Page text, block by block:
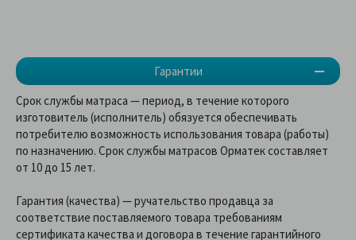
Гарантии
Срок службы матраса — период, в течение которого
изготовитель (исполнитель) обязуется обеспечивать
потребителю возможность использования товара (работы)
по назначению. Срок службы матрасов Орматек составляет
от 10 до 15 лет.
Гарантия (качества) — ручательство продавца за
соответствие поставляемого товара требованиям
сертификата качества и договора в течение гарантийного